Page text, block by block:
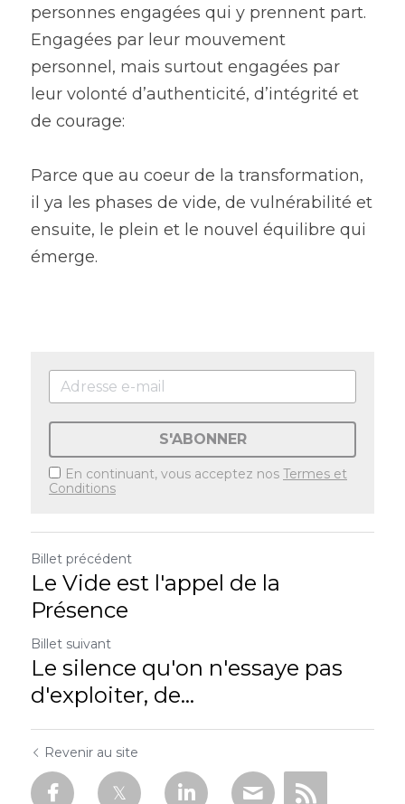
personnes engagées qui y prennent part.
Engagées par leur mouvement
personnel, mais surtout engagées par
leur volonté d’authenticité, d’intégrité et
de courage:
Parce que au coeur de la transformation,
il ya les phases de vide, de vulnérabilité et
ensuite, le plein et le nouvel équilibre qui
émerge.
S'ABONNER
En continuant, vous acceptez nos Termes et
Conditions
Billet précédent
Le Vide est l'appel de la
Présence
Billet suivant
Le silence qu'on n'essaye pas
d'exploiter, de...
Revenir au site